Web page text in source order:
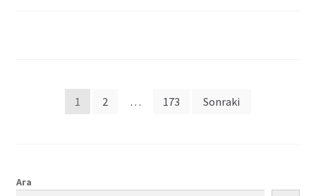
1 2 … 173 Sonraki
Ara